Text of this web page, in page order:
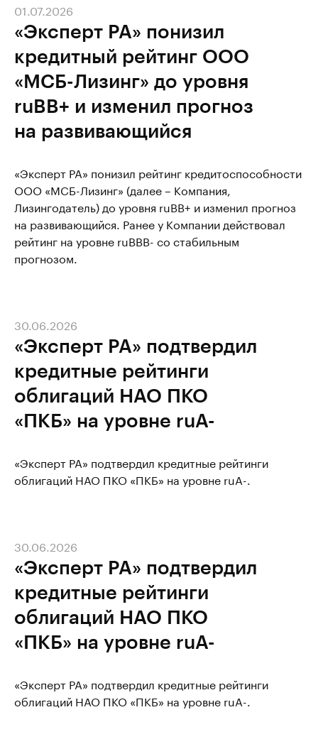
«Эксперт РА» понизил
кредитный рейтинг ООО
«МСБ-Лизинг» до уровня
ruBB+ и изменил прогноз
на развивающийся
01.07.2026
«Эксперт РА» понизил рейтинг кредитоспособности
ООО «МСБ-Лизинг» (далее – Компания,
Лизингодатель) до уровня ruВВ+ и изменил прогноз
на развивающийся. Ранее у Компании действовал
рейтинг на уровне ruBBВ- со стабильным
прогнозом.
«Эксперт РА» подтвердил
кредитные рейтинги
облигаций НАО ПКО
«ПКБ» на уровне ruA-
30.06.2026
«Эксперт РА» подтвердил кредитные рейтинги
облигаций НАО ПКО «ПКБ» на уровне ruA-.
«Эксперт РА» подтвердил
кредитные рейтинги
облигаций НАО ПКО
«ПКБ» на уровне ruA-
30.06.2026
«Эксперт РА» подтвердил кредитные рейтинги
облигаций НАО ПКО «ПКБ» на уровне ruA-.